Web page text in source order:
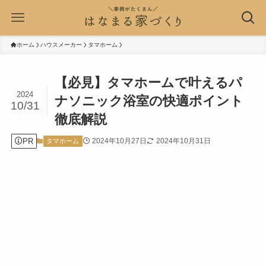
ホーム ハウスメーカー タマホーム
【必見】タマホームで叶えるパ
ナソニック浴室の快適ポイント
徹底解説
2024
10/31
PR タマホーム 2024年10月27日 2024年10月31日